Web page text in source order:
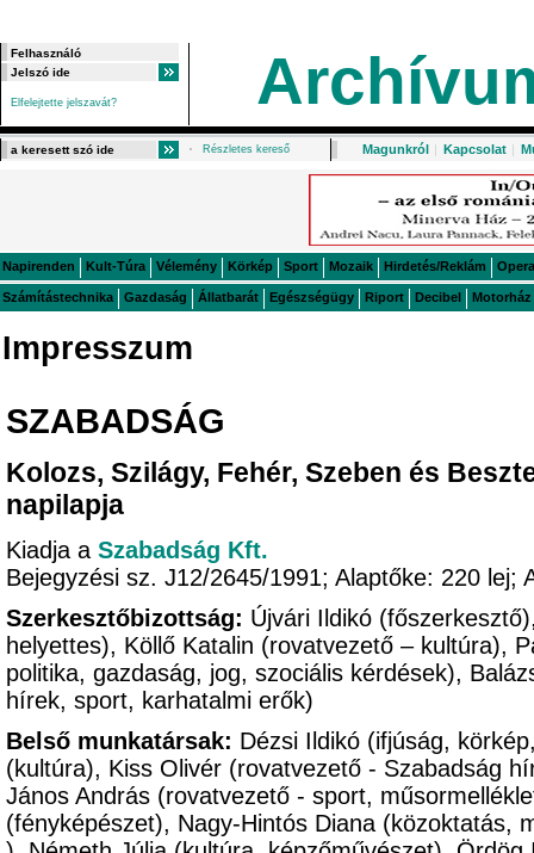
Elfelejtette jelszavát?
Részletes kereső Magunkról | Kapcsolat |
Napirenden Kult-Túra Vélemény Körkép Sport Mozaik Hirdetés/Reklám Opera
Számítástechnika Gazdaság Állatbarát Egészségügy Riport Decibel Motorház
Impresszum
SZABADSÁG
Kolozs, Szilágy, Fehér, Szeben és
napilapja
Kiadja a Szabadság Kft.
Bejegyzési sz. J12/2645/1991; Alaptőke: 220 lej;
Szerkesztőbizottság: Újvári Ildikó
helyettes), Köllő Katalin (rovatvezető – kultúra),
politika, gazdaság, jog, szociális kérdések),
hírek, sport, karhatalmi erők)
Belső munkatársak: Dézsi Ildikó (ifjúság,
(kultúra), Kiss Olivér (rovatvezető - Szabadság
János András (rovatvezető - sport,
(fényképészet), Nagy-Hintós Diana (közoktatás,